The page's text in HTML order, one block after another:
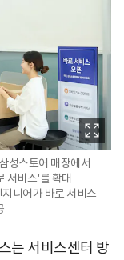
성스토어 매장에서
서비스'를 확대
니어가 바로 서비스
는 서비스센터 방